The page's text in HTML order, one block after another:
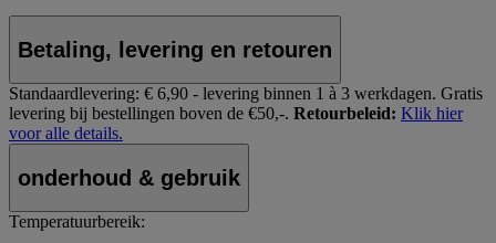
Betaling, levering en retouren
Standaardlevering: € 6,90 - levering binnen 1 à 3 werkdagen. Gratis
levering bij bestellingen boven de €50,-. Retourbeleid: Klik hier
voor alle details.
onderhoud & gebruik
Temperatuurbereik: